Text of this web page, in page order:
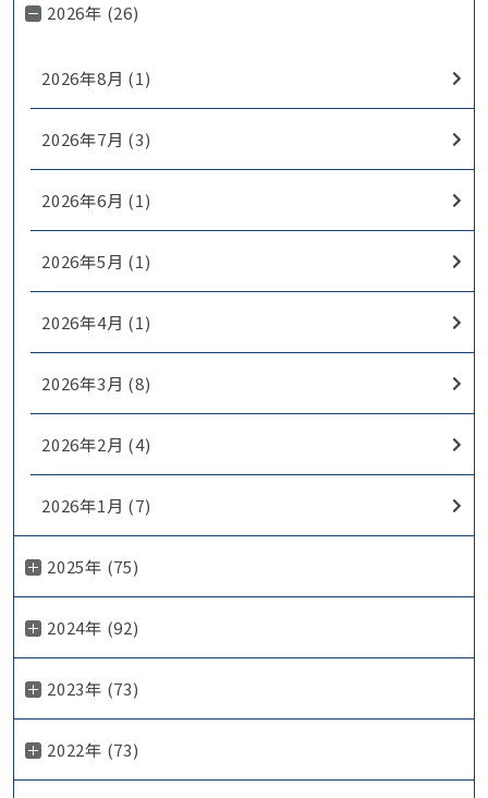
2026年 (26)
2026年8月 (1)
2026年7月 (3)
2026年6月 (1)
2026年5月 (1)
2026年4月 (1)
2026年3月 (8)
2026年2月 (4)
2026年1月 (7)
2025年 (75)
2024年 (92)
2023年 (73)
2022年 (73)